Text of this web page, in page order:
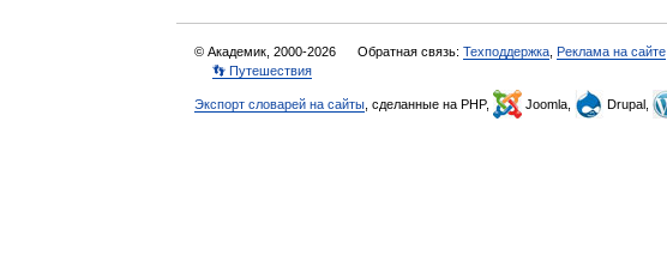
© Академик, 2000-2026 Обратная связь: Техподдержка Реклама на сайте
👣 Путешествия
Экспорт словарей на сайты , сделанные на PHP, Joomla, Drupal,